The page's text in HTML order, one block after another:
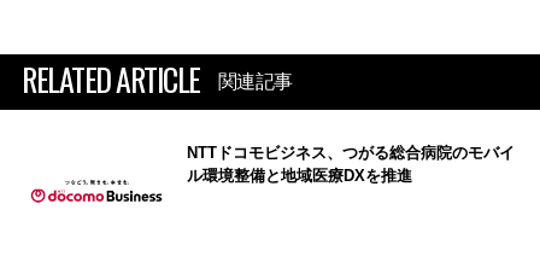
RELATED ARTICLE 関連記事
NTTドコモビジネス、つがる総合病院のモバイ
ル環境整備と地域医療DXを推進